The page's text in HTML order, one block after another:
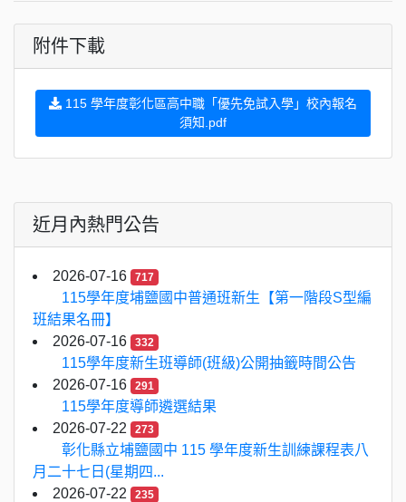
附件下載
115 學年度彰化區高中職「優先免試入學」校內報名
須知.pdf
近月內熱門公告
2026-07-16 717
115學年度埔鹽國中普通班新生【第一階段S型編
班結果名冊】
2026-07-16
332
115學年度新生班導師(班級)公開抽籤時間公告
2026-07-16
291
115學年度導師遴選結果
2026-07-22
273
彰化縣立埔鹽國中 115 學年度新生訓練課程表八
月二十七日(星期四...
2026-07-22
235